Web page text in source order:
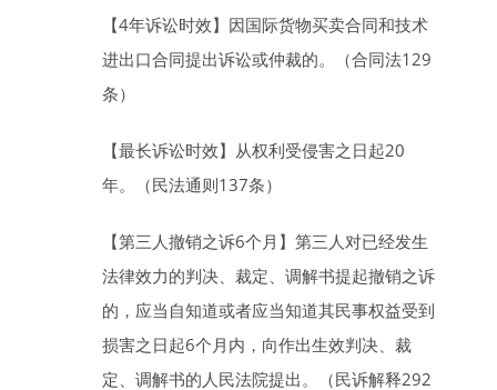
【4年诉讼时效】 因国际货物买卖合同和技术
进出口合同提出诉讼或仲裁的。（合同法129
条）
【最长诉讼时效】 从权利受侵害之日起20
年。（民法通则137条）
【第三人撤销之诉6个月 】第三人对已经发生
法律效力的判决、裁定、调解书提起撤销之诉
的，应当自知道或者应当知道其民事权益受到
损害之日起6个月 内，向作出生效判决、裁
定、调解书的人民法院提出。（民诉解释292